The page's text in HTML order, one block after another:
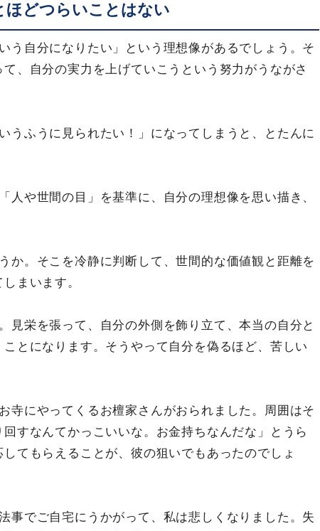
ほどつらいことはない
う自分になりたい」という理想像があるでしょう。そ
、自分の実力を上げていこうという努力がうながさ
うふうに見られたい！」になってしまうと、とたんに
人や世間の目」を基準に、自分の理想像を思い描き、
か。そこを冷静に判断して、世間的な価値観と距離を
まいます。
見栄を張って、自分の外側を飾り立て、本当の自分と
とになります。そうやって自分を偽るほど、苦しい
寺にやってくるお檀家さんがおられました。周囲はそ
すなんてかっこいいな。お金持ちなんだな」とうら
てもらえることが、彼の狙いでもあったのでしょ
事でご自宅にうかがって、私は悲しくなりました。失